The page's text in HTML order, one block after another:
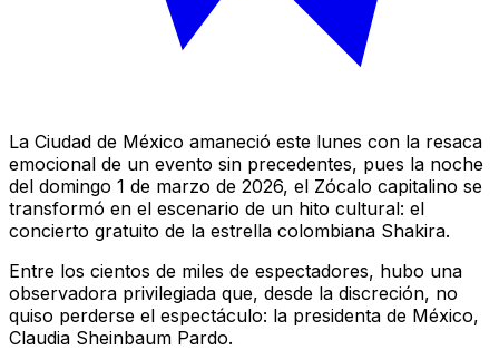
La Ciudad de México amaneció este lunes con la resaca
emocional de un evento sin precedentes, pues la noche
del domingo 1 de marzo de 2026, el Zócalo capitalino se
transformó en el escenario de un hito cultural: el
concierto gratuito de la estrella colombiana Shakira.
Entre los cientos de miles de espectadores, hubo una
observadora privilegiada que, desde la discreción, no
quiso perderse el espectáculo: la presidenta de México,
Claudia Sheinbaum Pardo.